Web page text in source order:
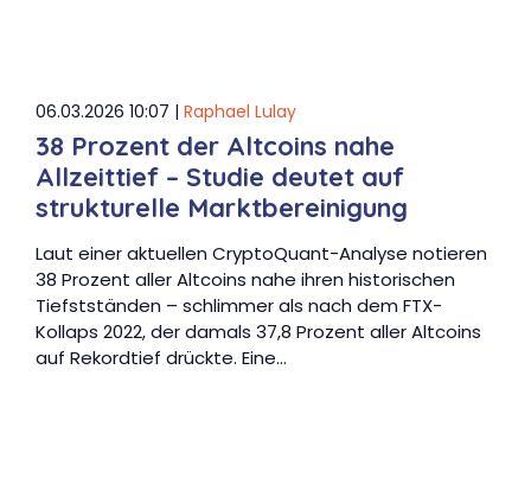
06.03.2026 10:07 | Raphael Lulay
38 Prozent der Altcoins nahe
Allzeittief – Studie deutet auf
strukturelle Marktbereinigung
Laut einer aktuellen CryptoQuant-Analyse notieren
38 Prozent aller Altcoins nahe ihren historischen
Tiefstständen – schlimmer als nach dem FTX-
Kollaps 2022, der damals 37,8 Prozent aller Altcoins
auf Rekordtief drückte. Eine…